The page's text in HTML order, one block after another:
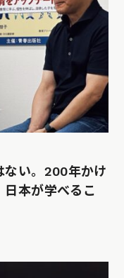
ない。200年かけ
本が学べるこ